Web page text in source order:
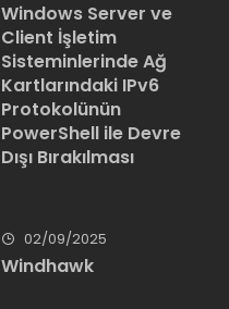
Windows Server ve
Client İşletim
Sisteminlerinde Ağ
Kartlarındaki IPv6
Protokolünün
PowerShell ile Devre
Dışı Bırakılması
02/09/2025
Windhawk